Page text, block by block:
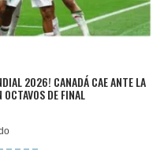
2026! CANADÁ CAE ANTE LA
OCTAVOS DE FINAL